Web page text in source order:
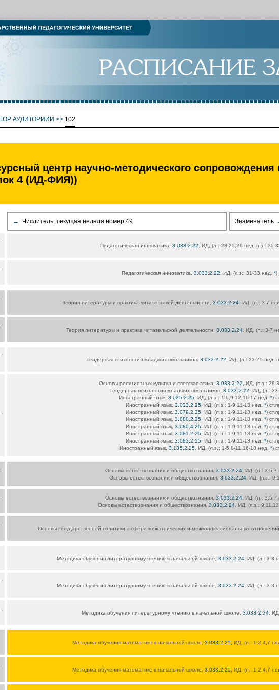
АУДИТОРИИИ >> 102
центр научно-методического сопровождения
4 (ИД-ФИЯ))
← Числитель, текущая неделя номер 49 Знаменатель
Педагогическая инноватика, 3.033.2.22 , ИД, (л.: 23-25,29 нед. п.з.: 30-
Педагогическая инноватика, 3.033.2.22 , ИД, (п.з.: 31-33 нед. *)
Теория литературы и практика читательской деятельности, 3.033.2.24, ИД, (л.: 3-7
Теория литературы и практика читательской деятельности, 3.033.2.24 , ИД, (л.: 3-7
Гендерная психология младших школьников, 3.033.2.22 , ИД, (л.: 23-25 нед.
Основы религиозных культур и светская этика, 3.033.2.22 , ИД, (п.з.: 28-
Гендерная психология младших школьников, 3.033.2.22 , ИД, (л.: 23
Иностранный язык, 3.025.2.25 , ИД, (л.з.: 1-6,9-12,16-17 нед. *)
Иностранный язык, 3.033.2.25, ИД, (л.з.: 1-9,11-13 нед. *)
Иностранный язык, 3.079.2.25, ИД, (л.з.: 1-9,11-13 нед. *)
Иностранный язык, 3.080.2.25, ИД, (л.з.: 1-9,11-13 нед. *)
Иностранный язык, 3.080.4.25, ИД, (л.з.: 1-9,11-13 нед. *)
Иностранный язык, 3.081.2.25, ИД, (л.з.: 1-9,11-13 нед. *)
Иностранный язык, 3.083.2.25, ИД, (л.з.: 1-9,11-13 нед. *)
Иностранный язык, 3.135.2.25, ИД, (л.з.: 1-5,8-11,16-18 нед. *)
Основы естествознания и обществознания, 3.033.2.24, ИД, (л.: 3,5,7
Основы естествознания и обществознания, 3.033.2.24 , ИД, (п.з.:
Основы естествознания и обществознания, 3.033.2.24, ИД, (л.: 3,5,7
Основы естествознания и обществознания, 3.033.2.24, ИД, (п.з.:
Основы государственной политики в сфере межэтнических и межконфессиональных
Методика обучения литературному чтению в начальной школе, 3.033.2.24 , ИД, (л.: 3-8
Методика обучения литературному чтению в начальной школе, 3.033.2.24 , ИД, (л.: 3-8
Методика обучения литературному чтению в начальной школе, 3.033.2.24,
Методика обучения математике в начальной школе, 3.033.2.25 , ИД, (л.: 1-2,4,7
Методика обучения математике в начальной школе, 3.033.2.25 , ИД, (л.: 1-2,4,7